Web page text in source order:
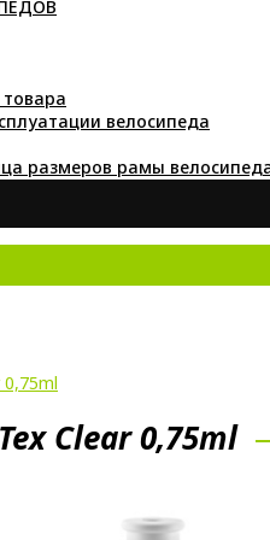
велосипеда
размеров рамы
0,75ml
Clear 0,75ml